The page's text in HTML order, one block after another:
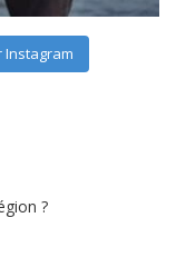
Instagram
?